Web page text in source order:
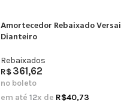
Amortecedor Rebaixado
Dianteiro
Rebaixados
R$361,62
no boleto
em até 12x de R$40,73